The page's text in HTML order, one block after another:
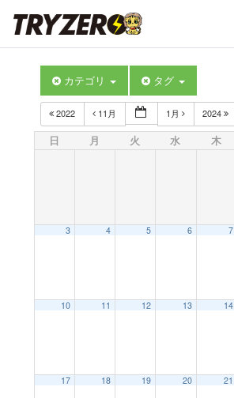
カテゴリ タグ
2022 11月 1月 2024
日 月 火 水 木
3 4 5 6 7
10 11 12 13 14
17 18 19 20 21